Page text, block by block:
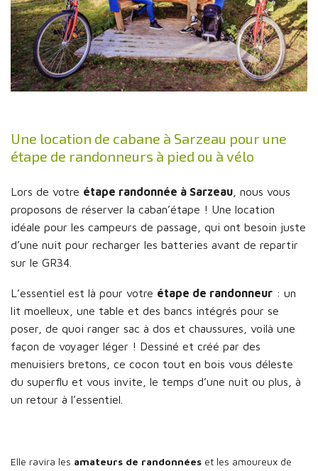
Une location de cabane à Sarzeau pour une
étape de randonneurs à pied ou à vélo
Lors de votre étape randonnée à Sarzeau, nous vous
proposons de réserver la caban’étape ! Une location
idéale pour les campeurs de passage, qui ont besoin juste
d’une nuit pour recharger les batteries avant de repartir
sur le GR34.
L’essentiel est là pour votre étape de randonneur: un
lit moelleux, une table et des bancs intégrés pour se
poser, de quoi ranger sac à dos et chaussures, voilà une
façon de voyager léger ! Dessiné et créé par des
menuisiers bretons, ce cocon tout en bois vous déleste
du superflu et vous invite, le temps d’une nuit ou plus, à
un retour à l’essentiel.
Elle ravira les amateurs de randonnéeset les amoureux de